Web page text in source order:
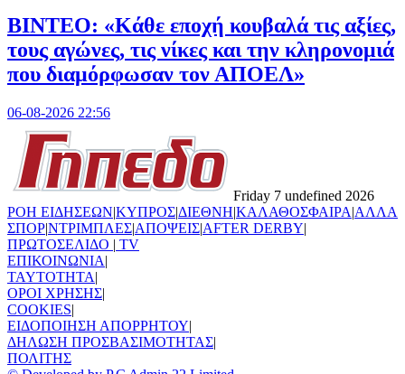
ΒΙΝΤΕΟ: «Κάθε εποχή κουβαλά τις αξίες,
τους αγώνες, τις νίκες και την κληρονομιά
που διαμόρφωσαν τον ΑΠΟΕΛ»
06-08-2026 22:56
Friday 7 undefined 2026
ΡΟΗ ΕΙΔΗΣΕΩΝ|ΚΥΠΡΟΣ|ΔΙΕΘΝΗ|ΚΑΛΑΘΟΣΦΑΙΡΑ|ΑΛΛΑ
ΣΠΟΡ|ΝΤΡΙΜΠΛΕΣ|ΑΠΟΨΕΙΣ|AFTER DERBY|
ΠΡΩΤΟΣΕΛΙΔΟ | TV
ΕΠΙΚΟΙΝΩΝΙΑ|
TAYTOTHTA|
ΟΡΟΙ ΧΡΗΣΗΣ|
COOKIES|
ΕΙΔΟΠΟΙΗΣΗ ΑΠΟΡΡΗΤΟΥ|
ΔΗΛΩΣΗ ΠΡΟΣΒΑΣΙΜΟΤΗΤΑΣ|
ΠΟΛΙΤΗΣ